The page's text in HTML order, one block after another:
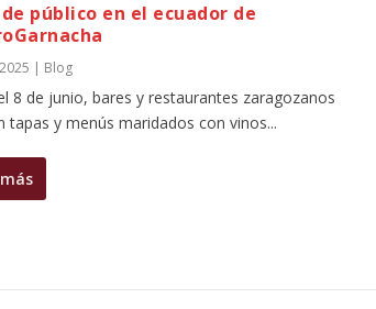
público en el ecuador de
| Blog
8 de junio, bares y restaurantes zaragozanos
tapas y menús maridados con vinos...